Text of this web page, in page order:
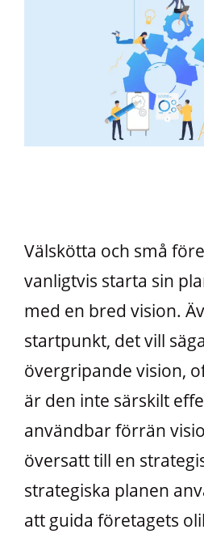
Välskötta och små
vanligtvis starta sin
med en bred vision.
startpunkt, det vill
övergripande vision,
är den inte särskilt
användbar förrän
översatt till en
strategiska planen
att guida företagets